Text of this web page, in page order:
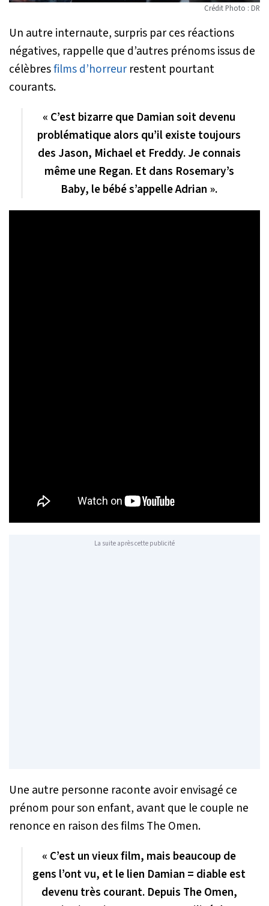
Crédit Photo : DR
Un autre internaute, surpris par ces réactions
négatives, rappelle que d’autres prénoms issus de
célèbresfilms d’horreur restent pourtant
courants.
« C’est bizarre que Damian soit devenu
problématique alors qu’il existe toujours
des Jason, Michael et Freddy. Je connais
même une Regan. Et dans Rosemary’s
Baby, le bébé s’appelle Adrian ».
La suite après cette publicité
Une autre personne raconte avoir envisagé ce
prénom pour son enfant, avant que le couple ne
renonce en raison des filmsThe Omen.
« C’est un vieux film, mais beaucoup de
gens l’ont vu, et le lien Damian = diable est
devenu très courant. Depuis The Omen,